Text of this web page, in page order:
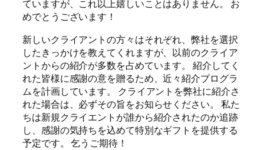
ていますが、これ以上嬉しいことはありません。 お
めでとうございます！
新しいクライアントの方々はそれぞれ、弊社を選択
したきっかけを教えてくれますが、以前のクライア
ントからの紹介が多数を占めています。 紹介してく
れた皆様に感謝の意を贈るため、近々紹介プログラ
ムを計画しています。 クライアントを弊社に紹介さ
れた場合は、必ずその旨をお知らせください。 私た
ちは新規クライエントが誰から紹介されたのか追跡
し、感謝の気持ちを込めて特別なギフトを提供する
予定です。 乞うご期待！